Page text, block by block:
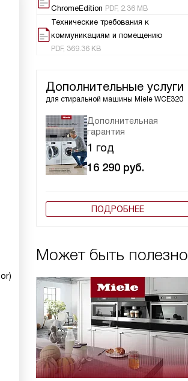
ChromeEdition PDF, 2.36 MB
Технические требования к
коммуникациям и помещению
PDF, 369.36 KB
Дополнительные услуги
для стиральной машины Miele WCE320
Дополнительная
гарантия
1 год
16 290 руб.
ПОДРОБНЕЕ
Может быть полезно